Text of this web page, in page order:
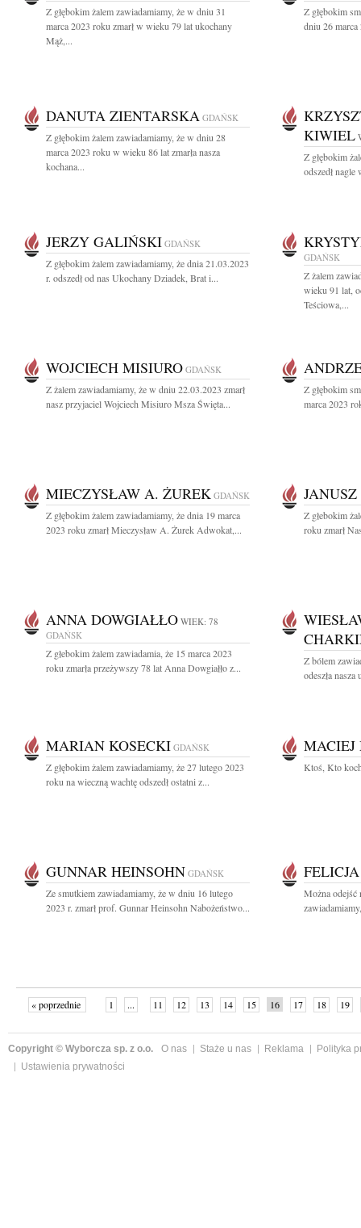
Z głębokim żalem zawiadamiamy, że w dniu 31
marca 2023 roku zmarł w wieku 79 lat ukochany
Mąż,...
Z głębokim
dniu 26 marca
DANUTA ZIENTARSKA GDAŃSK
Z głębokim żalem zawiadamiamy, że w dniu 28
marca 2023 roku w wieku 86 lat zmarła nasza
kochana...
KIWIEL
Z głębokim
odszedł
JERZY GALIŃSKI GDAŃSK
Z głębokim żalem zawiadamiamy, że dnia 21.03.2023
r. odszedł od nas Ukochany Dziadek, Brat i...
GDAŃSK
Z żalem
wieku 91 lat,
Teściowa,...
WOJCIECH MISIURO GDAŃSK
Z żalem zawiadamiamy, że w dniu 22.03.2023 zmarł
nasz przyjaciel Wojciech Misiuro Msza Święta...
Z głębokim
marca 2023
MIECZYSŁAW A. ŻUREK GDAŃSK
Z głębokim żalem zawiadamiamy, że dnia 19 marca
2023 roku zmarł Mieczysław A. Żurek Adwokat,...
Z głebokim
roku zmarł
ANNA DOWGIAŁŁO WIEK: 78
GDAŃSK
Z głebokim żalem zawiadamia, że 15 marca 2023
roku zmarła przeżywszy 78 lat Anna Dowgiałło z...
Z bólem
odeszła
MARIAN KOSECKI GDAŃSK
Z głębokim żalem zawiadamiamy, że 27 lutego 2023
roku na wieczną wachtę odszedł ostatni z...
MACIEJ
Ktoś, Kto
GUNNAR HEINSOHN GDAŃSK
Ze smutkiem zawiadamiamy, że w dniu 16 lutego
2023 r. zmarł prof. Gunnar Heinsohn Nabożeństwo...
Można odejść
« poprzednie 1 ... 11 12 13 14 15 16 17 18
19
Copyright © Wyborcza sp. z o.o. O nas Staże u nas Reklama
Polityka
Ustawienia prywatności